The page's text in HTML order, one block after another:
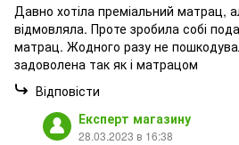
Давно хотіла преміальний матрац,
відмовляла. Проте зробила собі
матрац. Жодного разу не
задоволена так як і матрацом
Відповісти
Експерт магазину
28.03.2023 в 16:38